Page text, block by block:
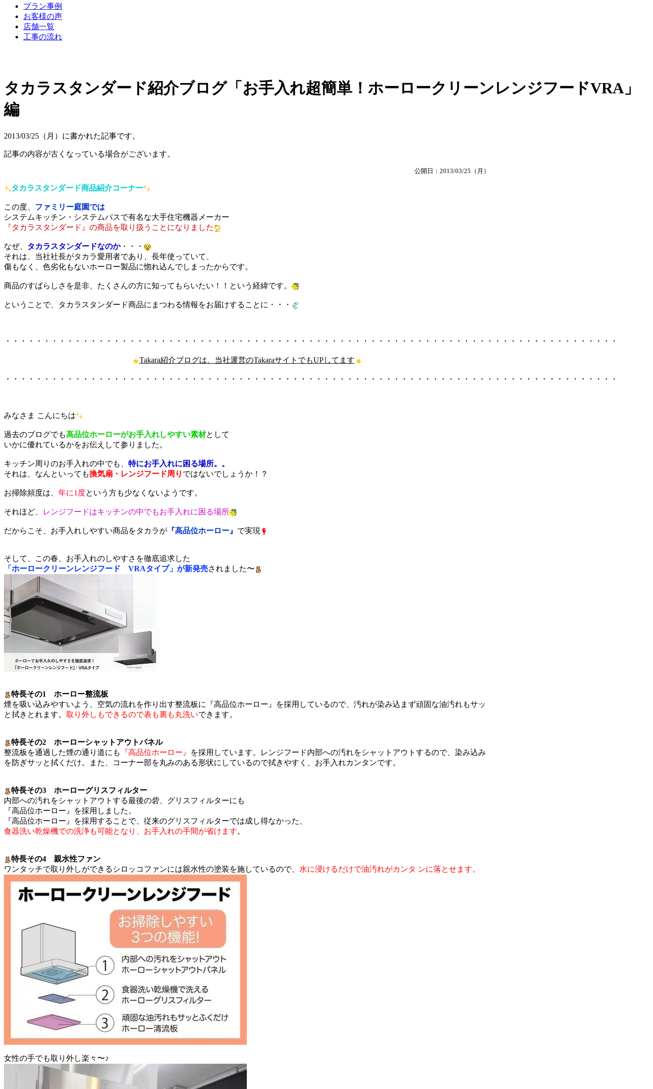
プラン事例
お客様の声
店舗一覧
工事の流れ
タカラスタンダード紹介ブログ「お手入れ超簡単！ホーロークリーンレンジフードVRA」
編
2013/03/25（月）に書かれた記事です。
記事の内容が古くなっている場合がございます。
公開日：2013/03/25（月）
タカラスタンダード商品紹介コーナー
この度、 ファミリー庭園では
システムキッチン・システムバスで有名な大手住宅機器メーカー
『タカラスタンダード』の商品を取り扱うことになりました
なぜ、 タカラスタンダードなのか・・・
それは、当社社長がタカラ愛用者であり、長年使っていて、
傷もなく、色劣化もないホーロー製品に惚れ込んでしまったからです。
商品のすばらしさを是非、たくさんの方に知ってもらいたい！！という経緯です。
ということで、タカラスタンダード商品にまつわる情報をお届けすることに・・・
・・・・・・・・・・・・・・・・・・・・・・・・・・・・・・・・・・・・・・・・・・・・・・・・・・・・・・・・・・・・・・・・・・・・・・・・・・・・・・・
Takara紹介ブログは、当社運営のTakaraサイトでもUPしてます
・・・・・・・・・・・・・・・・・・・・・・・・・・・・・・・・・・・・・・・・・・・・・・・・・・・・・・・・・・・・・・・・・・・・・・・・・・・・・・・
みなさま こんにちは
過去のブログでも高品位ホーローがお手入れしやすい素材として
いかに優れているかをお伝えして参りました。
キッチン周りのお手入れの中でも、 特にお手入れに困る場所。。
それは、なんといっても換気扇・レンジフード周り ではないでしょうか！？
お掃除頻度は、 年に1度という方も少なくないようです。
それほど、 レンジフードはキッチンの中でもお手入れに困る場所
だからこそ、お手入れしやすい商品をタカラが 『高品位ホーロー』 で実現
そして、この春、お手入れのしやすさを徹底追求した
「ホーロークリーンレンジフード VRAタイプ」が新発売されました〜
特長その1 ホーロー整流板
煙を吸い込みやすいよう、空気の流れを作り出す整流板に『高品位ホーロー』を採用しているので、汚れが染み込まず頑固な油汚れもサッ
と拭きとれます。 取り外しもできるので表も裏も丸洗いできます。
特長その2 ホーローシャットアウトパネル
整流板を通過した煙の通り道にも
『高品位ホーロー』
を採用しています。レンジフード内部への汚れをシャットアウトするので、染み込み
を防ぎサッと拭くだけ。また、コーナー部を丸みのある形状にしているので拭きやすく、お手入れカンタンです。
特長その3 ホーローグリスフィルター
内部への汚れをシャットアウトする最後の砦、グリスフィルターにも
『高品位ホーロー』を採用しました。
『高品位ホーロー』を採用することで、従来のグリスフィルターでは成し得なかった、
食器洗い乾燥機での洗浄も可能となり、お手入れの手間が省けます。
特長その4 親水性ファン
ワンタッチで取り外しができるシロッコファンには親水性の塗装を施しているので、 水に浸けるだけで油汚れがカンタ ンに落とせます。
女性の手でも取り外し楽々〜♪